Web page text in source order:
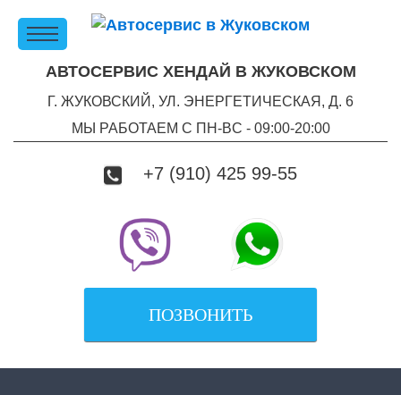
АВТОСЕРВИС ХЕНДАЙ В ЖУКОВСКОМ
Г. ЖУКОВСКИЙ, УЛ. ЭНЕРГЕТИЧЕСКАЯ, Д. 6
МЫ РАБОТАЕМ С ПН-ВC - 09:00-20:00
+7 (910) 425 99-55
ПОЗВОНИТЬ